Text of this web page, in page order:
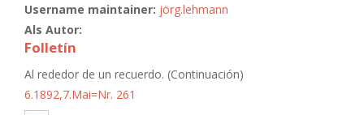
Username maintainer: jörg.lehmann
Als Autor:
Folletín
Al rededor de un recuerdo. (Continuación)
6.1892,7.Mai=Nr. 261